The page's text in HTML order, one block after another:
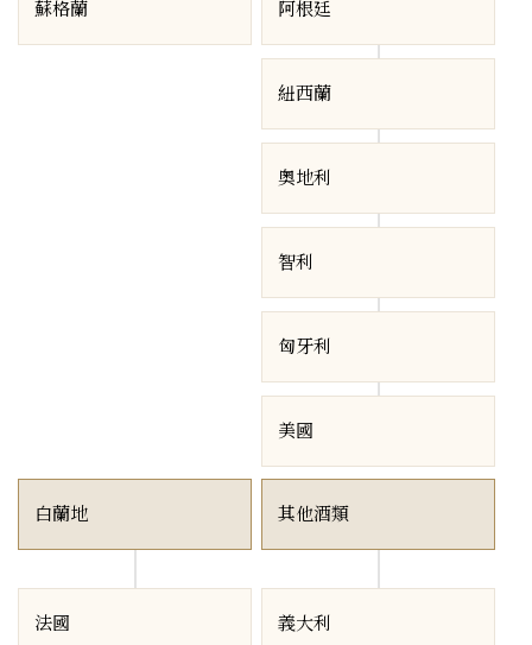
蘇格蘭 阿根廷
紐西蘭
奧地利
智利
匈牙利
美國
白蘭地
法國
其他酒類
義大利